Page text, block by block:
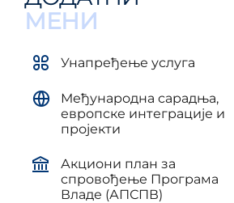
елементима плана развоја AП и
ЈЛС
Уредба о методологији за
израду средњорочних планова
МЕНИ
Унапређење услуга
Међународна сарадња,
европске интеграције и
пројекти
Акциони план за
спровођење Програма
Владе (АПСПВ)